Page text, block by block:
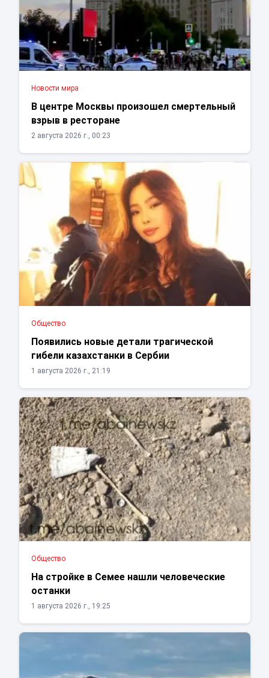
Новости мира
В центре Москвы произошел смертельный
взрыв в ресторане
2 августа 2026 г., 00:23
Общество
Появились новые детали трагической
гибели казахстанки в Сербии
1 августа 2026 г., 21:19
Общество
На стройке в Семее нашли человеческие
останки
1 августа 2026 г., 19:25